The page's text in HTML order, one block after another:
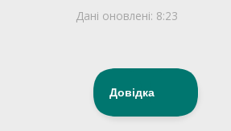
Дані оновлені: 8:23